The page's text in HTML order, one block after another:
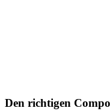
Den richtigen